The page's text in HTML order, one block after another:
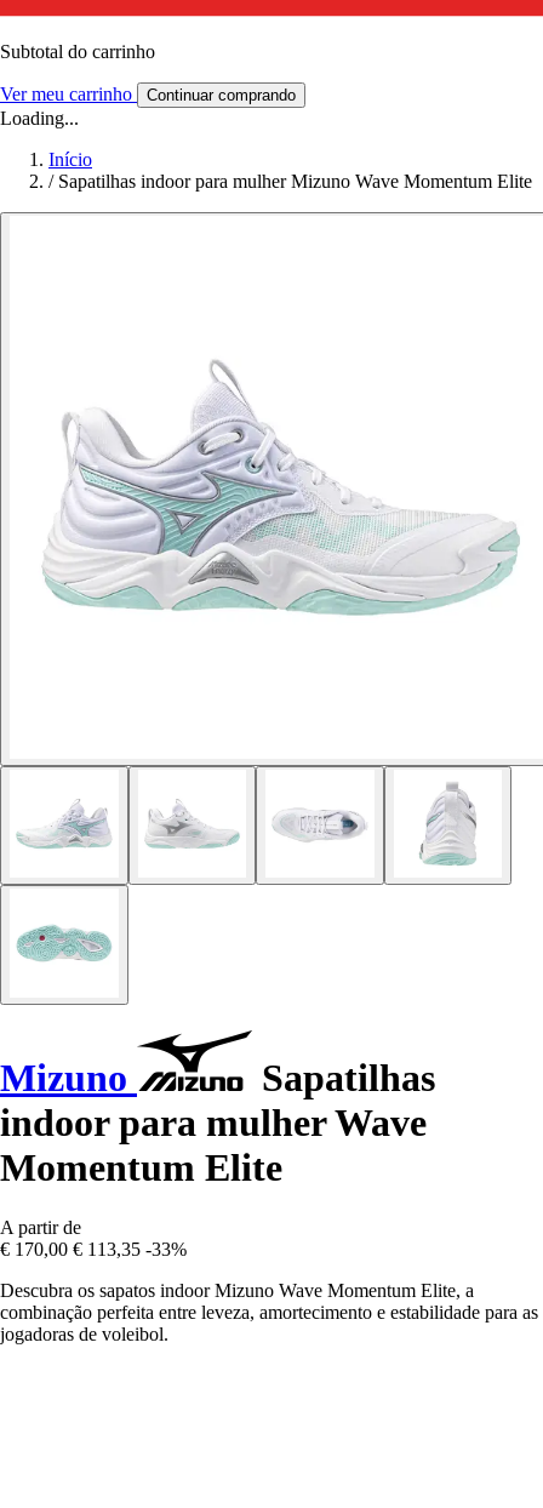
Subtotal do carrinho
Ver meu carrinho Continuar comprando
Loading...
Início
/ Sapatilhas indoor para mulher Mizuno Wave Momentum Elite
Mizuno
Sapatilhas
indoor para mulher Wave
Momentum Elite
A partir de
€ 170,00 € 113,35 -33%
Descubra os sapatos indoor Mizuno Wave Momentum Elite, a
combinação perfeita entre leveza, amortecimento e estabilidade para as
jogadoras de voleibol.